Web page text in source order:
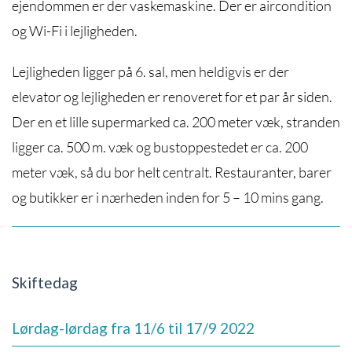
ejendommen er der vaskemaskine. Der er aircondition
og Wi-Fi i lejligheden.
Lejligheden ligger på 6. sal, men heldigvis er der
elevator og lejligheden er renoveret for et par år siden.
Der en et lille supermarked ca. 200 meter væk, stranden
ligger ca. 500 m. væk og bustoppestedet er ca. 200
meter væk, så du bor helt centralt. Restauranter, barer
og butikker er i nærheden inden for 5 – 10 mins gang.
Skiftedag
Lørdag-lørdag fra 11/6 til 17/9 2022